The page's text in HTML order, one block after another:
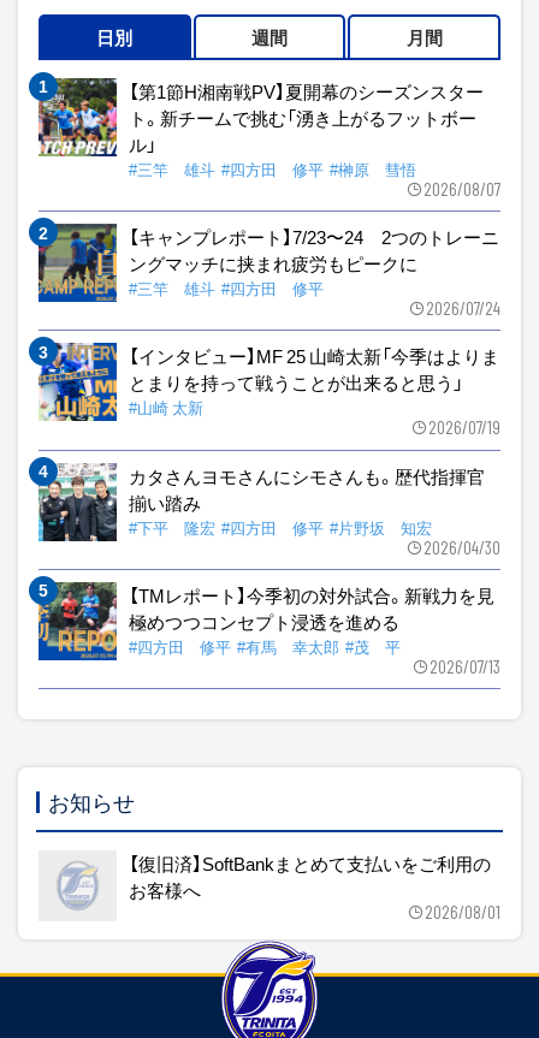
日別 週間 月間
【第1節H湘南戦PV】夏開幕のシーズンスター
ト。新チームで挑む「湧き上がるフットボー
ル」
#三竿 雄斗 #四方田 修平 #榊原 彗悟
2026/08/07
【キャンプレポート】7/23〜24 2つのトレーニ
ングマッチに挟まれ疲労もピークに
#三竿 雄斗 #四方田 修平
2026/07/24
【インタビュー】MF 25 山崎太新「今季はよりま
とまりを持って戦うことが出来ると思う」
#山崎 太新
2026/07/19
カタさんヨモさんにシモさんも。歴代指揮官
揃い踏み
#下平 隆宏 #四方田 修平 #片野坂 知宏
2026/04/30
【TMレポート】今季初の対外試合。新戦力を見
極めつつコンセプト浸透を進める
#四方田 修平 #有馬 幸太郎 #茂 平
2026/07/13
お知らせ
【復旧済】SoftBankまとめて支払いをご利用の
お客様へ
2026/08/01